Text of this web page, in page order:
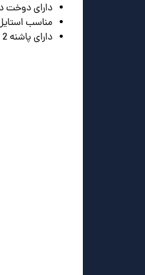
دارای
مناسب
دارای پاشنه 2 الی 3 سانتی متر